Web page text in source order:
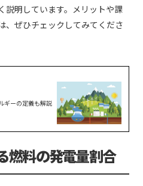
説明しています。メリットや課
、ぜひチェックしてみてくださ
ギーの定義も解説
燃料の発電量割合